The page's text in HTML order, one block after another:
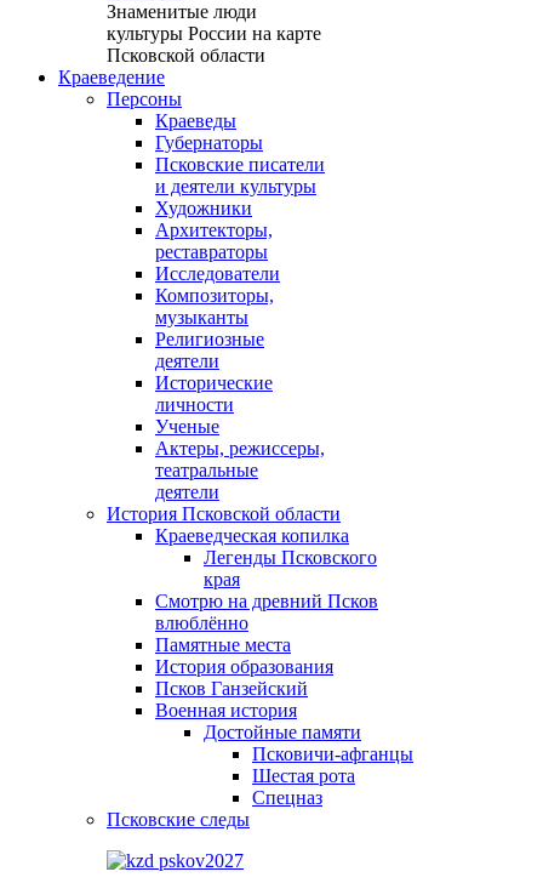
Знаменитые люди
культуры России на карте
Псковской области
Краеведение
Персоны
Краеведы
Губернаторы
Псковские писатели
и деятели культуры
Художники
Архитекторы,
реставраторы
Исследователи
Композиторы,
музыканты
Религиозные
деятели
Исторические
личности
Ученые
Актеры, режиссеры,
театральные
деятели
История Псковской области
Краеведческая копилка
Легенды Псковского
края
Смотрю на древний Псков
влюблённо
Памятные места
История образования
Псков Ганзейский
Военная история
Достойные памяти
Псковичи-афганцы
Шестая рота
Спецназ
Псковские следы